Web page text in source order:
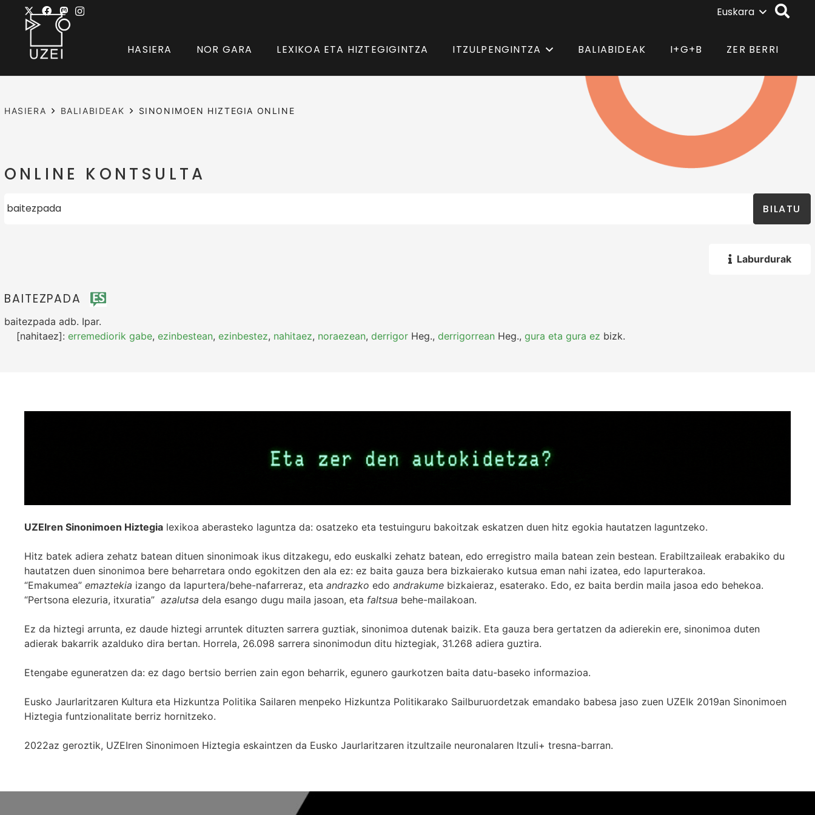
Euskara
HASIERA NOR GARA LEXIKOA ETA HIZTEGIGINTZA ITZULPENGINTZA BALIABIDEAK I+G+B ZER BERRI
HASIERA BALIABIDEAK SINONIMOEN HIZTEGIA ONLINE
ONLINE KONTSULTA
BILATU
Laburdurak
BAITEZPADA
baitezpada adb. Ipar.
[nahitaez]: erremediorik gabe, ezinbestean, ezinbestez, nahitaez, noraezean, derrigor Heg., derrigorrean Heg., gura eta gura ez bizk.
UZEIren Sinonimoen Hiztegia lexikoa aberasteko laguntza da: osatzeko eta testuinguru bakoitzak eskatzen duen hitz egokia hautatzen laguntzeko.
Hitz batek adiera zehatz batean dituen sinonimoak ikus ditzakegu, edo euskalki zehatz batean, edo erregistro maila batean zein bestean. Erabiltzaileak erabakiko du
hautatzen duen sinonimoa bere beharretara ondo egokitzen den ala ez: ez baita gauza bera bizkaierako kutsua eman nahi izatea, edo lapurterakoa.
“Emakumea” emaztekia izango da lapurtera/behe-nafarreraz, eta andrazko edo andrakume bizkaieraz, esaterako. Edo, ez baita berdin maila jasoa edo behekoa.
“Pertsona elezuria, itxuratia” azalutsa dela esango dugu maila jasoan, eta faltsua behe-mailakoan.
Ez da hiztegi arrunta, ez daude hiztegi arruntek dituzten sarrera guztiak, sinonimoa dutenak baizik. Eta gauza bera gertatzen da adierekin ere, sinonimoa duten
adierak bakarrik azalduko dira bertan. Horrela, 26.098 sarrera sinonimodun ditu hiztegiak, 31.268 adiera guztira.
Etengabe eguneratzen da: ez dago bertsio berrien zain egon beharrik, egunero gaurkotzen baita datu-baseko informazioa.
Eusko Jaurlaritzaren Kultura eta Hizkuntza Politika Sailaren menpeko Hizkuntza Politikarako Sailburuordetzak emandako babesa jaso zuen UZEIk 2019an Sinonimoen
Hiztegia funtzionalitate berriz hornitzeko.
2022az geroztik, UZEIren Sinonimoen Hiztegia eskaintzen da Eusko Jaurlaritzaren itzultzaile neuronalaren Itzuli+ tresna-barran.